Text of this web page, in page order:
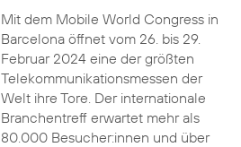
Mit dem Mobile World Congress in
Barcelona öffnet vom 26. bis 29.
Februar 2024 eine der größten
Telekommunikationsmessen der
Welt ihre Tore. Der internationale
Branchentreff erwartet mehr als
80.000 Besucher:innen und über